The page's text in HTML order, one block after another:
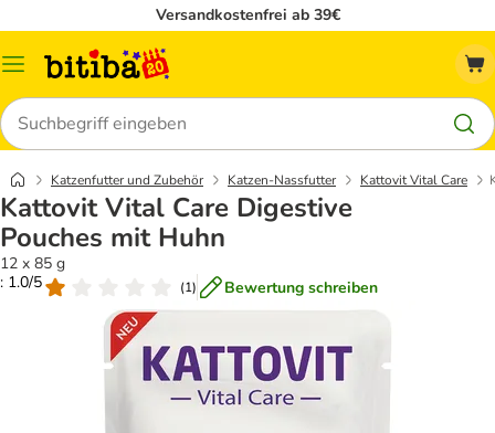
Versandkostenfrei ab 39€
Menü
Suchen
Katzenfutter und Zubehör Katzen-Nassfutter Kattovit Vital Care
Kattovit Vital Care Digestive
Pouches mit Huhn
12 x 85 g
: 1.0/5
(1) Bewertung schreiben